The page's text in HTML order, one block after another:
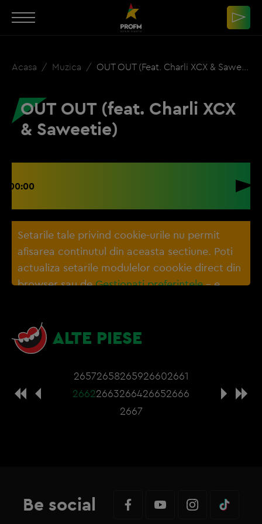
Acasa Muzica OUT OUT (feat. Charli XCX & Saweetie)
OUT OUT (feat. Charli XCX
& Saweetie)
00:00
Setarile tale privind cookie-urile nu permit
afisarea continutul din aceasta sectiune. Poti
actualiza setarile modulelor coookie direct din
browser sau deGestionați preferințele– e
ALTE PIESE
26572658265926602661
26622663266426652666
2667
Be social